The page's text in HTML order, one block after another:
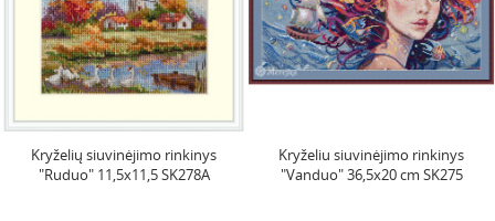
Kryželių siuvinėjimo rinkinys
"Ruduo" 11,5x11,5 SK278A
Kryželiu siuvinėjimo rinkinys
"Vanduo" 36,5x20 cm SK275